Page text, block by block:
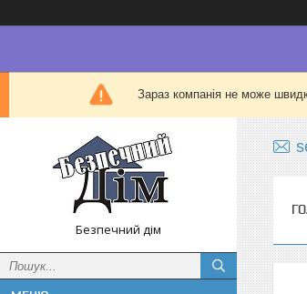
Зараз компанія не може
Безпечний дім